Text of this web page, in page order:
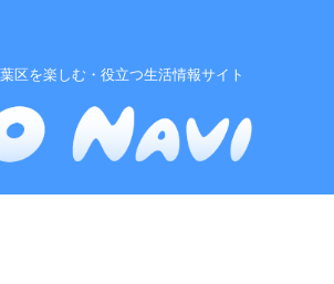
区を楽しむ・役立つ生活情報サイト